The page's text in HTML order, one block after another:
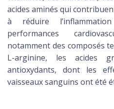
acides aminés qui
à réduire
performances
notamment des composés
L-arginine, les acides
antioxydants, dont les
vaisseaux sanguins ont été